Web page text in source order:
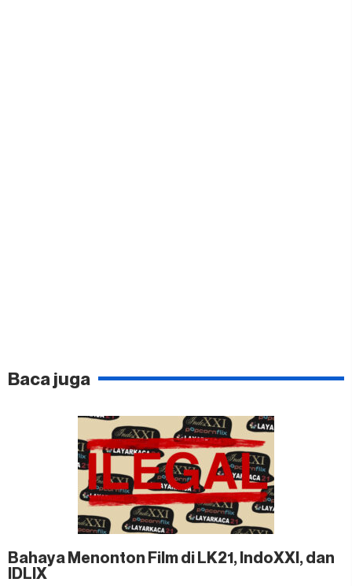
Baca juga
Bahaya Menonton Film di LK21, IndoXXI, dan
IDLIX